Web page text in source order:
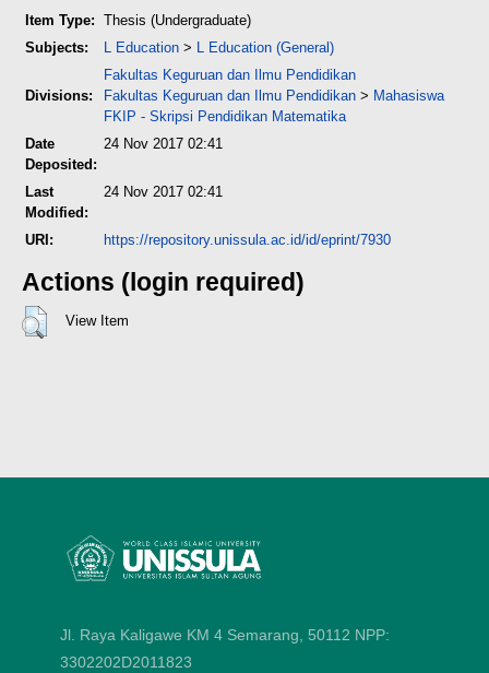
Item Type: Thesis (Undergraduate)
Subjects:
L Education > L Education (General)
Divisions:
Fakultas Keguruan dan Ilmu Pendidikan
Fakultas Keguruan dan Ilmu Pendidikan > Mahasiswa
FKIP - Skripsi Pendidikan Matematika
Date
Deposited:
24 Nov 2017 02:41
Last
Modified:
24 Nov 2017 02:41
URI: https://repository.unissula.ac.id/id/eprint/7930
Actions (login required)
View Item
Jl. Raya Kaligawe KM 4 Semarang, 50112 NPP:
3302202D2011823